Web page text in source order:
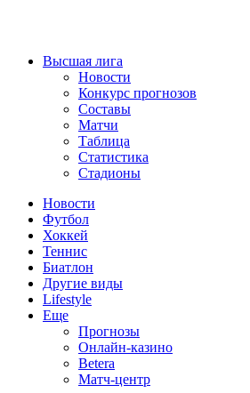
Высшая лига
Новости
Конкурс прогнозов
Составы
Матчи
Таблица
Статистика
Стадионы
Новости
Футбол
Хоккей
Теннис
Биатлон
Другие виды
Lifestyle
Еще
Прогнозы
Онлайн-казино
Betera
Матч-центр